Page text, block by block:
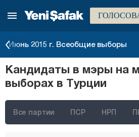
Июнь 2015 г. Всеобщие выборы
Кандидаты в мэры на
выборах в Турции
Все партии ПСР НРП
Анкара